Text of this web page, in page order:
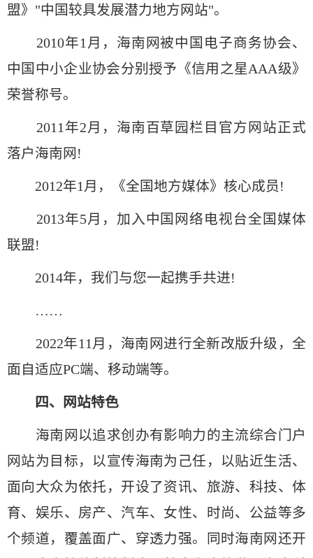
盟》"中国较具发展潜力地方网站"。
2010年1月，海南网被中国电子商务协会、
中国中小企业协会分别授予《信用之星AAA级》
荣誉称号。
2011年2月，海南百草园栏目官方网站正式
落户海南网!
2012年1月，《全国地方媒体》核心成员!
2013年5月，加入中国网络电视台全国媒体
联盟!
2014年，我们与您一起携手共进!
……
2022年11月，海南网进行全新改版升级，全
面自适应PC端、移动端等。
四、网站特色
海南网以追求创办有影响力的主流综合门户
网站为目标，以宣传海南为己任，以贴近生活、
面向大众为依托，开设了资讯、旅游、科技、体
育、娱乐、房产、汽车、女性、时尚、公益等多
个频道，覆盖面广、穿透力强。同时海南网还开